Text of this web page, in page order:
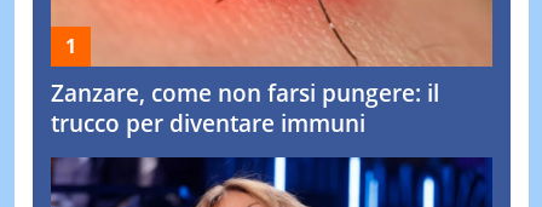
Zanzare, come non farsi pungere: il
trucco per diventare immuni